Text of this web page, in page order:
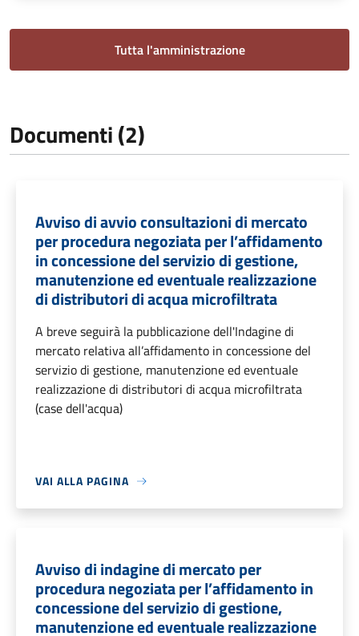
Tutta l'amministrazione
Documenti (2)
Avviso di avvio consultazioni di mercato
per procedura negoziata per l’affidamento
in concessione del servizio di gestione,
manutenzione ed eventuale realizzazione
di distributori di acqua microfiltrata
A breve seguirà la pubblicazione dell'Indagine di
mercato relativa all’affidamento in concessione del
servizio di gestione, manutenzione ed eventuale
realizzazione di distributori di acqua microfiltrata
(case dell'acqua)
VAI ALLA PAGINA
Avviso di indagine di mercato per
procedura negoziata per l’affidamento in
concessione del servizio di gestione,
manutenzione ed eventuale realizzazione